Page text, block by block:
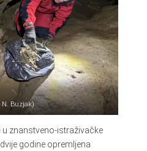
N. Buzjak)
znanstveno-istraživačke
godine opremljena